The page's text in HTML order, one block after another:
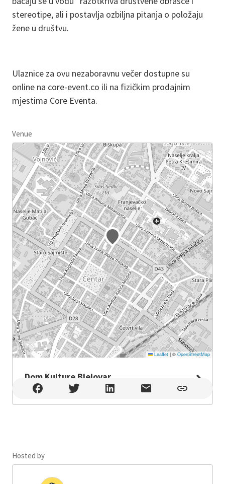
stereotipe, ali i postavlja ozbiljna pitanja o položaju
žene u društvu.
Ulaznice za ovu nezaboravnu večer dostupne su
online na core-event.co ili na fizičkim prodajnim
mjestima Core Eventa.
Venue
Leaflet |© OpenStreetMap
Dom Kulture Bjelovar
Dom Kulture Bjelovar , Bjelovar
Hosted by